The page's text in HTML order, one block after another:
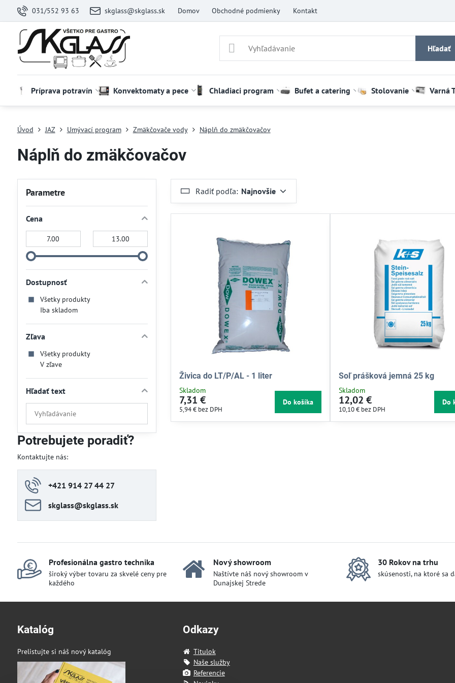
031/552 93 63 skglass@skglass.sk Domov Obchodné podmienky Kontakt
Hľadať
Príprava potravín Konvektomaty a pece Chladiaci program Bufet a catering Stolovanie Varná
Úvod JAZ Umývací program Zmäkčovače vody Náplň do zmäkčovačov
Náplň do zmäkčovačov
Radiť podľa: Najnovšie
Živica do LT/P/AL - 1 liter
Skladom
7,31 €
5,94 € bez DPH
Do košíka
Soľ prášková jemná 25 kg
Skladom
12,02 €
10,10 € bez DPH
Do
Parametre
Cena
Dostupnosť
Všetky produkty
Iba skladom
Zľava
Všetky produkty
V zľave
Hľadať text
Prehľadať
výsledky
filtra
fulltextom
Potrebujete poradiť?
Kontaktujte nás:
+421 914 27 44 27
skglass​@skglass​.sk
Profesionálna gastro technika
široký výber tovaru za skvelé ceny pre
každého
Nový showroom
Naštívte náš nový showroom v
Dunajskej Strede
30 Rokov na trhu
skúsenosti, na ktoré sa
Katalóg
Prelistujte si náš nový katalóg
Odkazy
Titulok
Naše služby
Referencie